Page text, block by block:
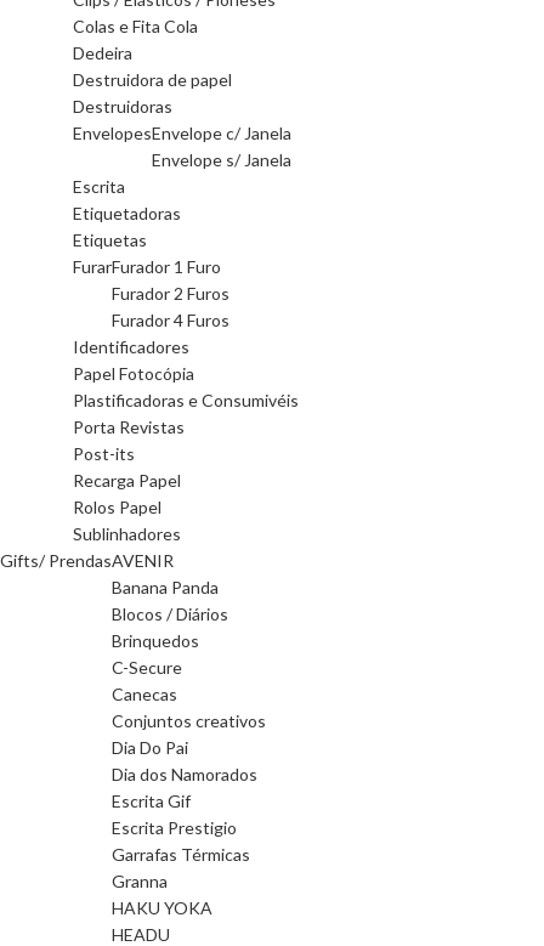
Colas e Fita Cola
Dedeira
Destruidora de papel
Destruidoras
EnvelopesEnvelope c/ Janela
Envelope s/ Janela
Escrita
Etiquetadoras
Etiquetas
FurarFurador 1 Furo
Furador 2 Furos
Furador 4 Furos
Identificadores
Papel Fotocópia
Plastificadoras e Consumivéis
Porta Revistas
Post-its
Recarga Papel
Rolos Papel
Sublinhadores
Gifts/ PrendasAVENIR
Banana Panda
Blocos / Diários
Brinquedos
C-Secure
Canecas
Conjuntos creativos
Dia Do Pai
Dia dos Namorados
Escrita Gif
Escrita Prestigio
Garrafas Térmicas
Granna
HAKU YOKA
HEADU